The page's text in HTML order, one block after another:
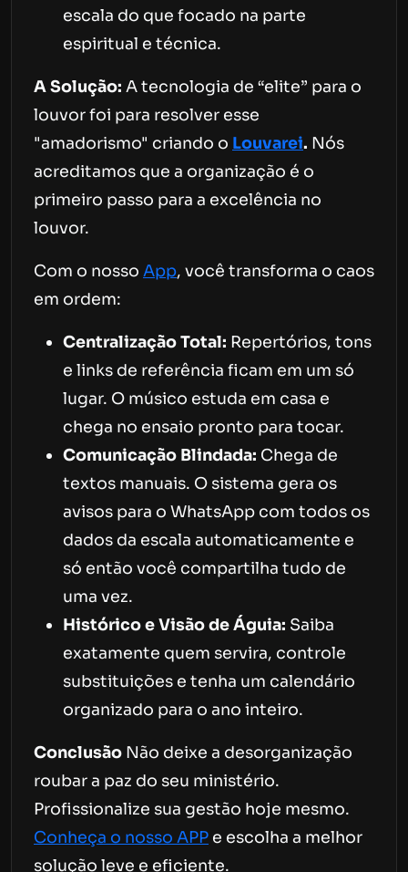
escala do que focado na parte
espiritual e técnica.
A Solução: A tecnologia de “elite” para o
louvor foi para resolver esse
"amadorismo" criando o Louvarei. Nós
acreditamos que a organização é o
primeiro passo para a excelência no
louvor.
Com o nosso App, você transforma o caos
em ordem:
Centralização Total: Repertórios, tons
e links de referência ficam em um só
lugar. O músico estuda em casa e
chega no ensaio pronto para tocar.
Comunicação Blindada: Chega de
textos manuais. O sistema gera os
avisos para o WhatsApp com todos os
dados da escala automaticamente e
só então você compartilha tudo de
uma vez.
Histórico e Visão de Águia: Saiba
exatamente quem servira, controle
substituições e tenha um calendário
organizado para o ano inteiro.
Conclusão Não deixe a desorganização
roubar a paz do seu ministério.
Profissionalize sua gestão hoje mesmo.
Conheça o nosso APP e escolha a melhor
solução leve e eficiente.